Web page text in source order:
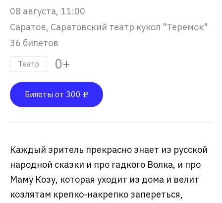
08 августа, 11:00
Саратов, Саратовский театр кукол "Теремок"
36 билетов
Театр 0+
Билеты от 300 ₽
Каждый зритель прекрасно знает из русской
народной сказки и про гадкого Волка, и про
Маму Козу, которая уходит из дома и велит
козлятам крепко-накрепко запереться,